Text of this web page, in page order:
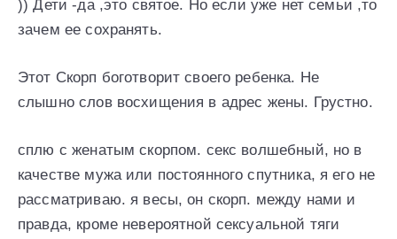
)) Дети -да ,это святое. Но если уже нет семьи ,то
зачем ее сохранять.
Этот Скорп боготворит своего ребенка. Не
слышно слов восхищения в адрес жены. Грустно.
сплю с женатым скорпом. секс волшебный, но в
качестве мужа или постоянного спутника, я его не
рассматриваю. я весы, он скорп. между нами и
правда, кроме невероятной сексуальной тяги